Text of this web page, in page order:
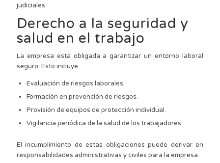
judiciales.
Derecho a la seguridad y
salud en el trabajo
La empresa está obligada a garantizar un entorno laboral
seguro. Esto incluye:
Evaluación de riesgos laborales.
Formación en prevención de riesgos.
Provisión de equipos de protección individual.
Vigilancia periódica de la salud de los trabajadores.
El incumplimiento de estas obligaciones puede derivar en
responsabilidades administrativas y civiles para la empresa.